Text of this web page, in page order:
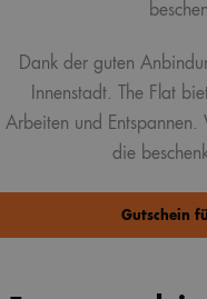
Dank der guten
Innenstadt. The Flat
Arbeiten und
die
Gutschein